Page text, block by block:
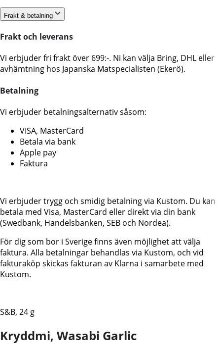
Frakt & betalning
Frakt och leverans
Vi erbjuder fri frakt över 699:-. Ni kan välja Bring, DHL eller
avhämtning hos Japanska Matspecialisten (Ekerö).
Betalning
Vi erbjuder betalningsalternativ såsom:
VISA, MasterCard
Betala via bank
Apple pay
Faktura
Vi erbjuder trygg och smidig betalning via Kustom. Du kan
betala med Visa, MasterCard eller direkt via din bank
(Swedbank, Handelsbanken, SEB och Nordea).
För dig som bor i Sverige finns även möjlighet att välja
faktura. Alla betalningar behandlas via Kustom, och vid
fakturaköp skickas fakturan av Klarna i samarbete med
Kustom.
S&B, 24 g
Kryddmi, Wasabi Garlic